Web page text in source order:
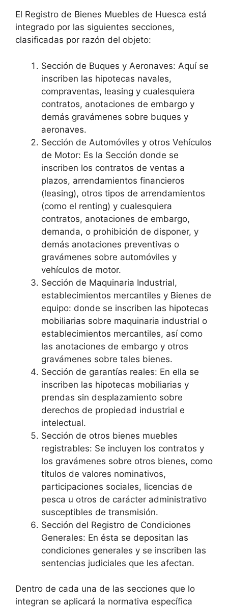
El Registro de Bienes Muebles de Huesca está
integrado por las siguientes secciones,
clasificadas por razón del objeto:
Sección de Buques y Aeronaves: Aquí se
inscriben las hipotecas navales,
compraventas, leasing y cualesquiera
contratos, anotaciones de embargo y
demás gravámenes sobre buques y
aeronaves.
Sección de Automóviles y otros Vehículos
de Motor: Es la Sección donde se
inscriben los contratos de ventas a
plazos, arrendamientos financieros
(leasing), otros tipos de arrendamientos
(como el renting) y cualesquiera
contratos, anotaciones de embargo,
demanda, o prohibición de disponer, y
demás anotaciones preventivas o
gravámenes sobre automóviles y
vehículos de motor.
Sección de Maquinaria Industrial,
establecimientos mercantiles y Bienes de
equipo: donde se inscriben las hipotecas
mobiliarias sobre maquinaria industrial o
establecimientos mercantiles, así como
las anotaciones de embargo y otros
gravámenes sobre tales bienes.
Sección de garantías reales: En ella se
inscriben las hipotecas mobiliarias y
prendas sin desplazamiento sobre
derechos de propiedad industrial e
intelectual.
Sección de otros bienes muebles
registrables: Se incluyen los contratos y
los gravámenes sobre otros bienes, como
títulos de valores nominativos,
participaciones sociales, licencias de
pesca u otros de carácter administrativo
susceptibles de transmisión.
Sección del Registro de Condiciones
Generales: En ésta se depositan las
condiciones generales y se inscriben las
sentencias judiciales que les afectan.
Dentro de cada una de las secciones que lo
integran se aplicará la normativa específica